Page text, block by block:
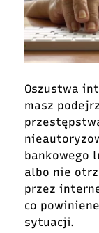
Oszustwa
masz
bankowego
albo nie
przez
co
sytuacji.